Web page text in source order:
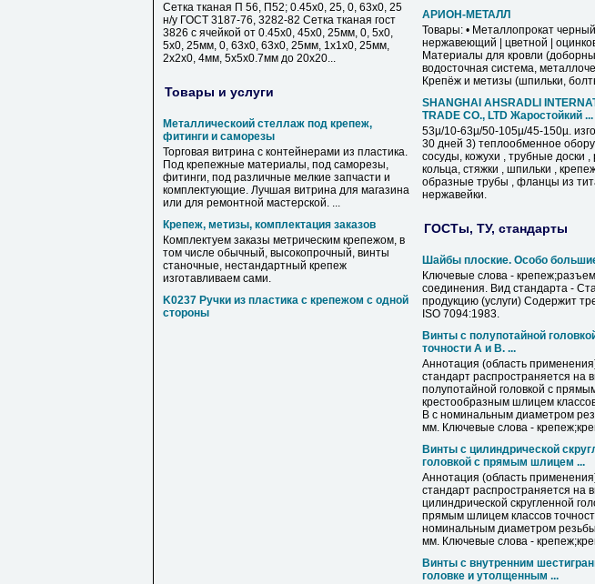
Сетка тканая П 56, П52; 0.45х0, 25, 0, 63х0, 25
н/у ГОСТ 3187-76, 3282-82 Сетка тканая гост
3826 с ячейкой от 0.45х0, 45х0, 25мм, 0, 5х0,
5х0, 25мм, 0, 63х0, 63х0, 25мм, 1х1х0, 25мм,
2х2х0, 4мм, 5х5х0.7мм до 20х20...
Товары и услуги
Металлическоий стеллаж под крепеж,
фитинги и саморезы
Торговая витрина с контейнерами из пластика.
Под крепежные материалы, под саморезы,
фитинги, под различные мелкие запчасти и
комплектующие. Лучшая витрина для магазина
или для ремонтной мастерской. ...
Крепеж, метизы, комплектация заказов
Комплектуем заказы метрическим крепежом, в
том числе обычный, высокопрочный, винты
станочные, нестандартный крепеж
изготавливаем сами.
K0237 Ручки из пластика с крепежом с одной
стороны
АРИОН-МЕТАЛЛ
Товары: • Металлопрокат черный |
нержавеющий | цветной |
Материалы для кровли
водосточная система,
Крепёж и метизы (шпильки,
SHANGHAI AHSRADLI
TRADE CО., LTD Жаростойкий ...
53µ/10-63µ/50-105µ/45-150µ.
30 дней 3) теплообменное
сосуды, кожухи , трубные доски ,
кольца, стяжки , шпильки ,
образные трубы , фланцы из
нержавейки.
ГОСТы, ТУ, стандарты
Шайбы плоские. Особо
Ключевые слова - крепеж
соединения. Вид стандарта -
продукцию (услуги) Содержит
ISO 7094:1983.
Винты с полупотайной
точности А и В. ...
Аннотация (область
стандарт распространяется на
полупотайной головкой с
крестообразным шлицем
В с номинальным диаметром
мм. Ключевые слова - крепеж
Винты с цилиндрической
головкой с прямым шлицем ...
Аннотация (область
стандарт распространяется на
цилиндрической скругленной
прямым шлицем классов
номинальным диаметром
мм. Ключевые слова - крепеж
Винты с внутренним
головке и утолщенным ...